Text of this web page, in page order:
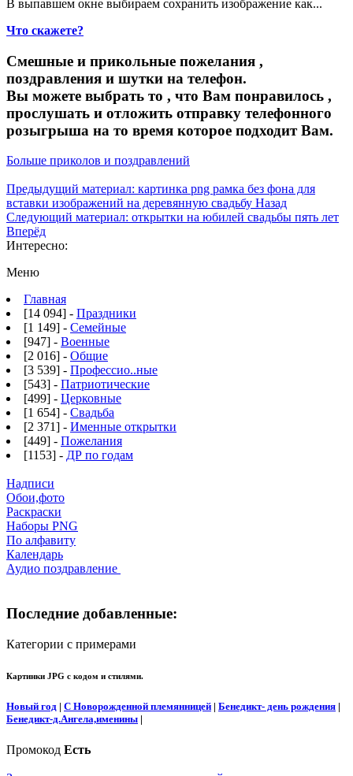
В выпавшем окне выбираем сохранить изображение как...
Что скажете?
Смешные и прикольные пожелания ,
поздравления и шутки на телефон.
Вы можете выбрать то , что Вам понравилось ,
прослушать и отложить отправку телефонного
розыгрыша на то время которое подходит Вам.
Больше приколов и поздравлений
Предыдущий материал: картинка png рамка без фона для
вставки изображений на деревянную свадьбу Назад
Следующий материал: открытки на юбилей свадьбы пять лет
Вперёд
Интересно:
Меню
Главная
[14 094] - Праздники
[1 149] - Семейные
[947] - Военные
[2 016] - Общие
[3 539] - Профессио..ные
[543] - Патриотические
[499] - Церковные
[1 654] - Свадьба
[2 371] - Именные открытки
[449] - Пожелания
[1153] - ДР по годам
Надписи
Обои,фото
Раскраски
Наборы PNG
По алфавиту
Календарь
Аудио поздравление
Последние добавленные:
Категории с примерами
Картинки JPG с кодом и стилями.
Новый год | С Новорожденной племянницей | Бенедикт- день рождения |
Бенедикт-д.Ангела,именины |
Промокод Есть